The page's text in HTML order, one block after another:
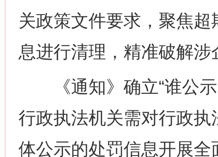
关政策文件要求，聚焦
息进行清理，精准破解
《通知》确立“谁公示
行政执法机关需对行政
体公示的处罚信息开展